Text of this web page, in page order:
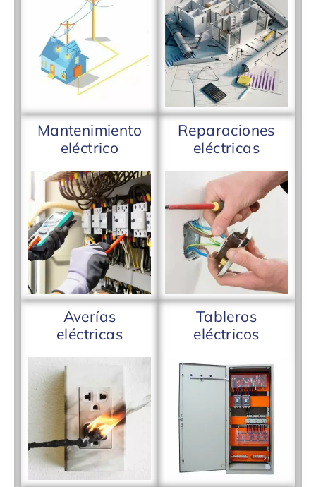
Mantenimiento
eléctrico
Reparaciones
eléctricas
Averías
eléctricas
Tableros
eléctricos